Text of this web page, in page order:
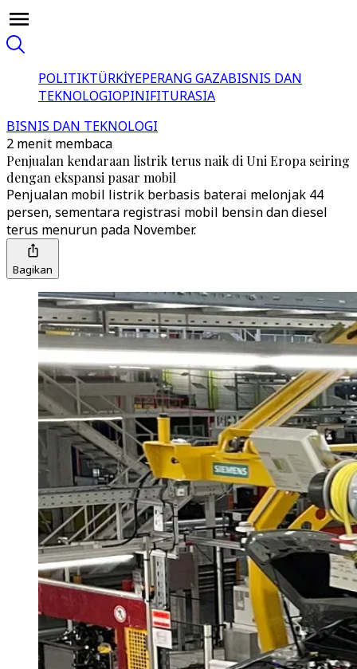
POLITIKTÜRKİYEPERANG GAZABISNIS DAN
TEKNOLOGIOPINIFITURASIA
BISNIS DAN TEKNOLOGI
2 menit membaca
Penjualan kendaraan listrik terus naik di Uni Eropa seiring
dengan ekspansi pasar mobil
Penjualan mobil listrik berbasis baterai melonjak 44
persen, sementara registrasi mobil bensin dan diesel
terus menurun pada November.
Bagikan